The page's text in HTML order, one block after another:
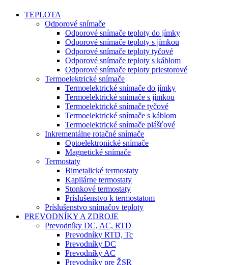
TEPLOTA
Odporové snímače
Odporové snímače teploty do jímky
Odporové snímače teploty s jímkou
Odporové snímače teploty tyčové
Odporové snímače teploty s káblom
Odporové snímače teploty priestorové
Termoelektrické snímače
Termoelektrické snímače do jímky
Termoelektrické snímače s jímkou
Termoelektrické snímače tyčové
Termoelektrické snímače s káblom
Termoelektrické snímače plášťové
Inkrementálne rotačné snímače
Optoelektronické snímače
Magnetické snímače
Termostaty
Bimetalické termostaty
Kapilárne termostaty
Stonkové termostaty
Príslušenstvo k termostatom
Príslušenstvo snímačov teploty
PREVODNÍKY A ZDROJE
Prevodníky DC, AC, RTD
Prevodníky RTD, Tc
Prevodníky DC
Prevodníky AC
Prevodníky pre ŽSR